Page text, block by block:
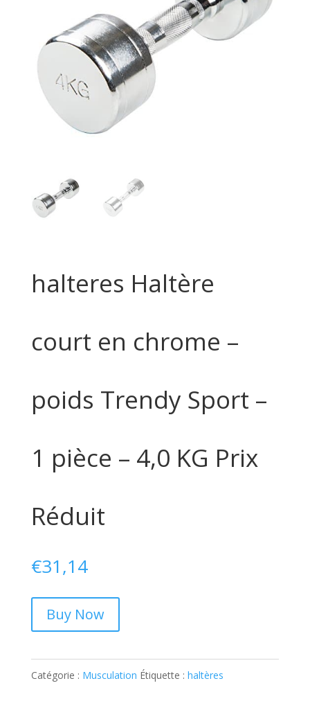
halteres Haltère
court en chrome –
poids Trendy Sport –
1 pièce – 4,0 KG Prix
Réduit
€31,14
Buy Now
Catégorie : Musculation Étiquette : haltères